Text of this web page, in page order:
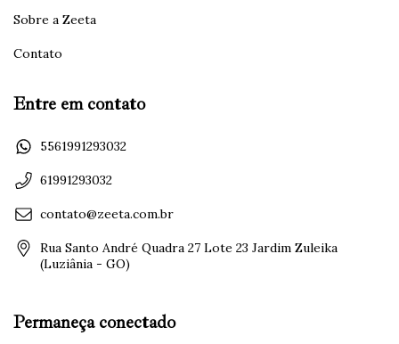
Sobre a Zeeta
Contato
Entre em contato
5561991293032
61991293032
contato@zeeta.com.br
Rua Santo André Quadra 27 Lote 23 Jardim Zuleika
(Luziânia - GO)
Permaneça conectado